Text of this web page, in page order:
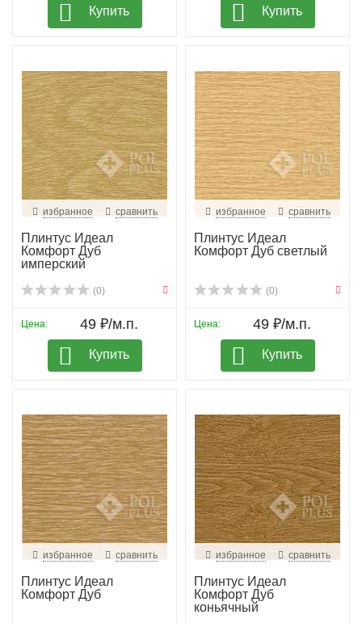
Купить Купить
избранное сравнить
Плинтус Идеал
Комфорт Дуб
имперский
(0)
Цена: 49 ₽/м.п.
Купить
избранное сравнить
Плинтус Идеал
Комфорт Дуб светлый
(0)
Цена: 49 ₽/м.п.
Купить
избранное сравнить
Плинтус Идеал
Комфорт Дуб
избранное сравнить
Плинтус Идеал
Комфорт Дуб
коньячный